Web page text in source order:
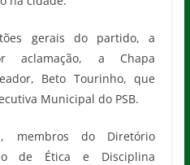
gerais do partido, a
aclamação, a Chapa
Beto Tourinho, que
Municipal do PSB.
membros do Diretório
de Ética e Disciplina